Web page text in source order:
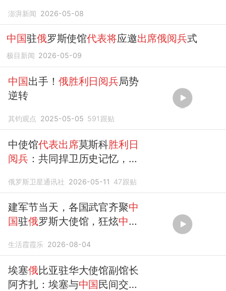
澎湃新闻 2026-05-08
中国驻俄罗斯使馆代表将应邀出席俄阅兵式
极目新闻 2026-05-09
中国出手！ 俄胜利日阅兵局势
逆转
其钧观点 2025-05-05 591 跟贴
中使馆代表出席莫斯科胜利日
阅兵 ：共同捍卫历史记忆，抵
俄罗斯卫星通讯社 2026-05-11 47跟贴
建军节当天，各国武官齐聚中
国驻俄罗斯大使馆，狂炫中国
生活霞霞乐 2026-08-04
埃塞俄比亚驻华大使馆副馆长
阿齐扎：埃塞与中国民间交往